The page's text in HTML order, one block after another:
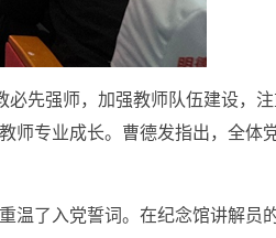
先强师，加强教师队伍建设，
师专业成长。曹德发指出，全体
了入党誓词。在纪念馆讲解员